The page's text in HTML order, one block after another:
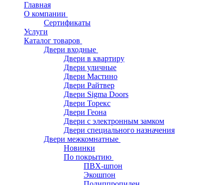
Главная
О компании
Сертификаты
Услуги
Каталог товаров
Двери входные
Двери в квартиру
Двери уличные
Двери Мастино
Двери Райтвер
Двери Sigma Doors
Двери Торекс
Двери Геона
Двери с электронным замком
Двери специального назначения
Двери межкомнатные
Новинки
По покрытию
ПВХ-шпон
Экошпон